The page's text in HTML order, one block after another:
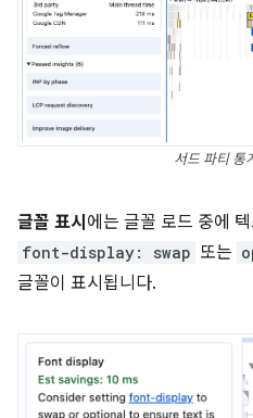
서드 파티 통
글꼴 표시 에는 글꼴 로드 중에
font-display: swap 또는
글꼴이 표시됩니다.